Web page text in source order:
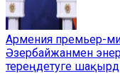
Армения премьер-
Әзербайжанмен
тереңдетуге